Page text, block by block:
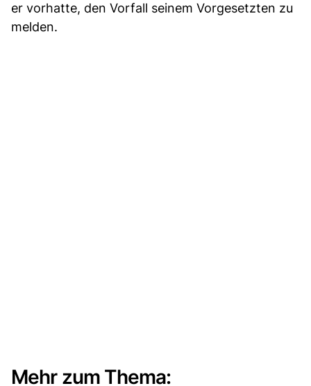
er vorhatte, den Vorfall seinem Vorgesetzten zu
melden.
Mehr zum Thema: